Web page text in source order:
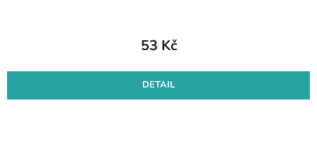
53 Kč
DETAIL